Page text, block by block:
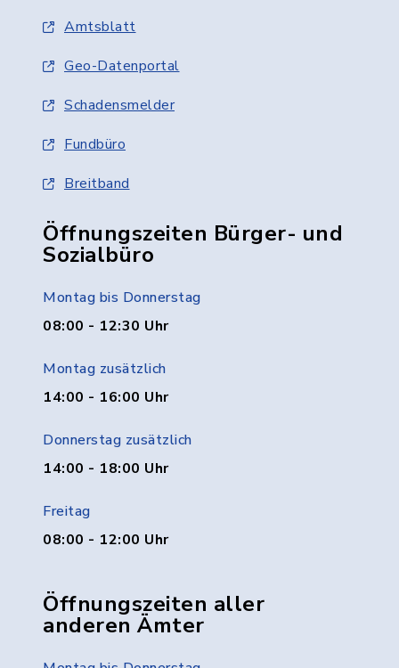
Amtsblatt
Geo-Datenportal
Schadensmelder
Fundbüro
Breitband
Öffnungszeiten Bürger- und
Sozialbüro
Montag bis Donnerstag
08:00 - 12:30 Uhr
Montag zusätzlich
14:00 - 16:00 Uhr
Donnerstag zusätzlich
14:00 - 18:00 Uhr
Freitag
08:00 - 12:00 Uhr
Öffnungszeiten aller
anderen Ämter